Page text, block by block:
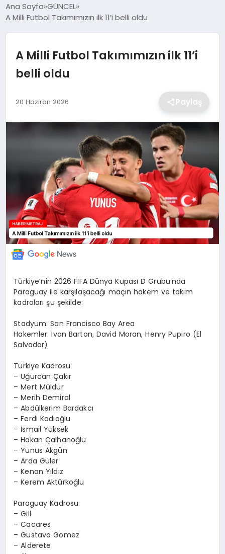
DÜNYA
EKONOMİ
TEKNOLOJİ
SAĞLIK
EĞİTİM
Ana Sayfa GÜNCEL
A Milli Futbol Takımımızın ilk 11’i belli oldu
A Milli Futbol Takımımızın ilk 11’i
belli oldu
20 Haziran 2026 Paylaş
Türkiye’nin 2026 FIFA Dünya Kupası D Grubu’nda
Paraguay ile karşılaşacağı maçın hakem ve takım
kadroları şu şekilde:
Stadyum: San Francisco Bay Area
Hakemler: Ivan Barton, David Moran, Henry Pupiro (El
Salvador)
Türkiye Kadrosu:
– Uğurcan Çakır
– Mert Müldür
– Merih Demiral
– Abdülkerim Bardakcı
– Ferdi Kadıoğlu
– İsmail Yüksek
– Hakan Çalhanoğlu
– Yunus Akgün
– Arda Güler
– Kenan Yıldız
– Kerem Aktürkoğlu
Paraguay Kadrosu:
– Gill
– Cacares
– Gustavo Gomez
– Alderete